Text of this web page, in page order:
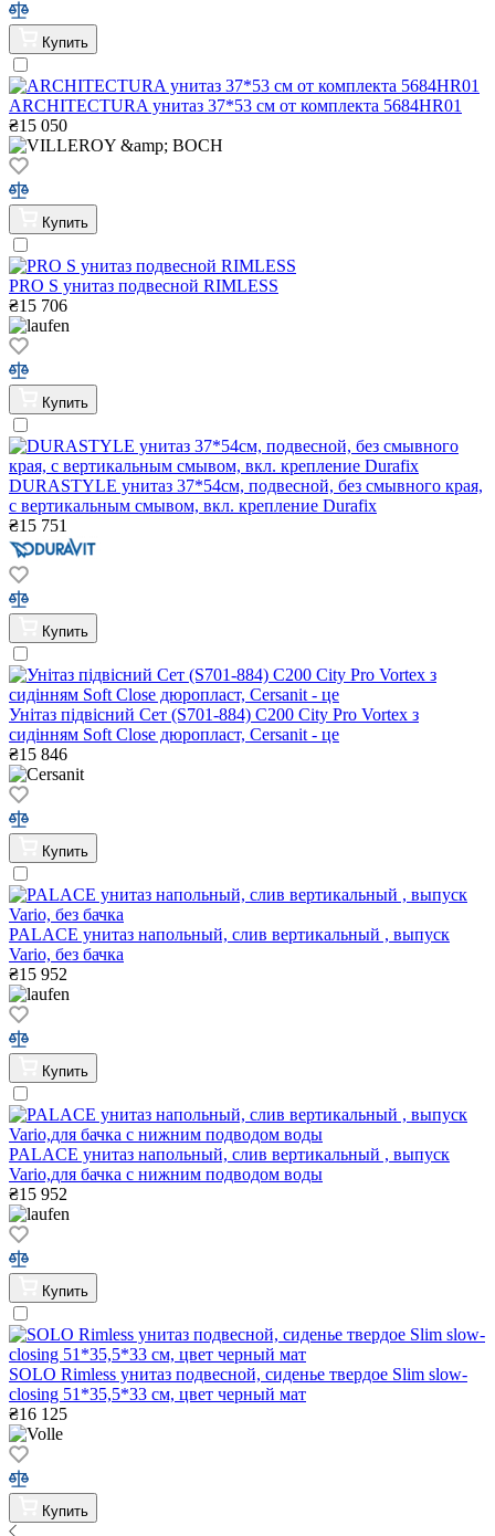
Купить
ARCHITECTURA унитаз 37*53 см от комплекта 5684HR01
₴15 050
Купить
PRO S унитаз подвесной RIMLESS
₴15 706
Купить
DURASTYLE унитаз 37*54см, подвесной, без смывного края,
с вертикальным смывом, вкл. крепление Durafix
₴15 751
Купить
Унітаз підвісний Сет (S701-884) C200 City Pro Vortex з
сидінням Soft Close дюропласт, Cersanit - це
₴15 846
Купить
PALACE унитаз напольный, слив вертикальный , выпуск
Vario, без бачка
₴15 952
Купить
PALACE унитаз напольный, слив вертикальный , выпуск
Vario,для бачка с нижним подводом воды
₴15 952
Купить
SOLO Rimless унитаз подвесной, сиденье твердое Slim slow-
closing 51*35,5*33 см, цвет черный мат
₴16 125
Купить